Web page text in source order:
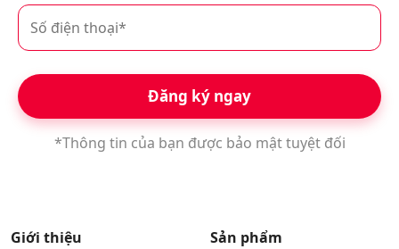
Đăng ký ngay
*Thông tin của bạn được bảo mật tuyệt đối
Giới thiệu Sản phẩm